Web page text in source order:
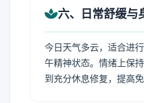
六、日常舒缓与
今日天气多云，适合进
午精神状态。情绪上保
到充分休息修复，提高免